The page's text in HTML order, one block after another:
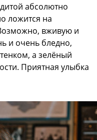
абсолютно
ложится на
вживую и
и очень бледно,
а зелёный
Приятная улыбка